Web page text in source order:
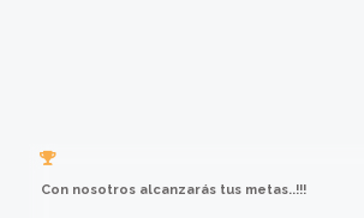
Con nosotros alcanzarás tus metas..!!!